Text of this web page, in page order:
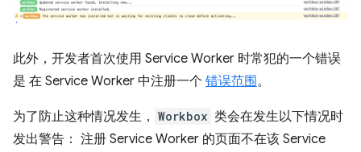
此外，开发者首次使用 Service Worker 时常犯的一个错误
是 在 Service Worker 中注册一个 错误范围。
为了防止这种情况发生， Workbox 类会在发生以下情况时
发出警告： 注册 Service Worker 的页面不在该 Service